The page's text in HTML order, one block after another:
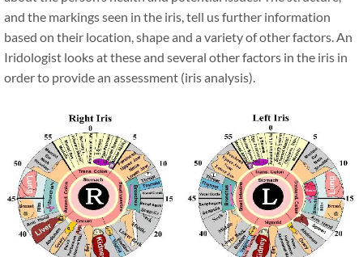
and the markings seen in the iris, tell us further information
based on their location, shape and a variety of other factors. An
Iridologist looks at these and several other factors in the iris in
order to provide an assessment (iris analysis).